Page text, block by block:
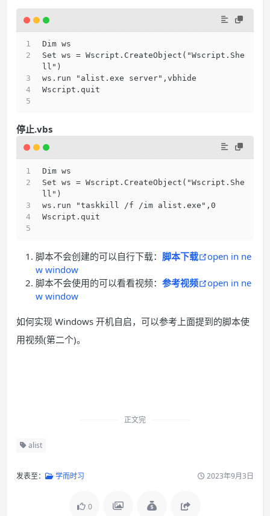
Dim ws
Set ws = Wscript.CreateObject("Wscript.She
ll")
ws.run "alist.exe server",vbhide
Wscript.quit
停止.vbs
Dim ws
Set ws = Wscript.CreateObject("Wscript.She
ll")
ws.run "taskkill /f /im alist.exe",0
Wscript.quit
脚本不会创建的可以自行下载： 脚本下载
open in ne
w window
脚本不会使用的可以看看视频： 参考视频
open in ne
w window
如何实现 Windows 开机自启，可以参考上面提到的脚本使
用视频(第二个)。
正文完
alist
发表至： 学而时习 2023年9月3日
0